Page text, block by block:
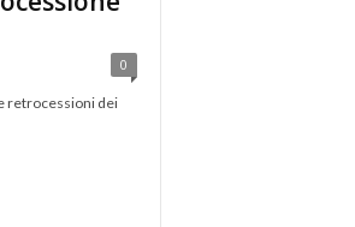
0
retrocessioni dei